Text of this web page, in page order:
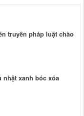
truyền pháp luật chào
nhật xanh bóc xóa